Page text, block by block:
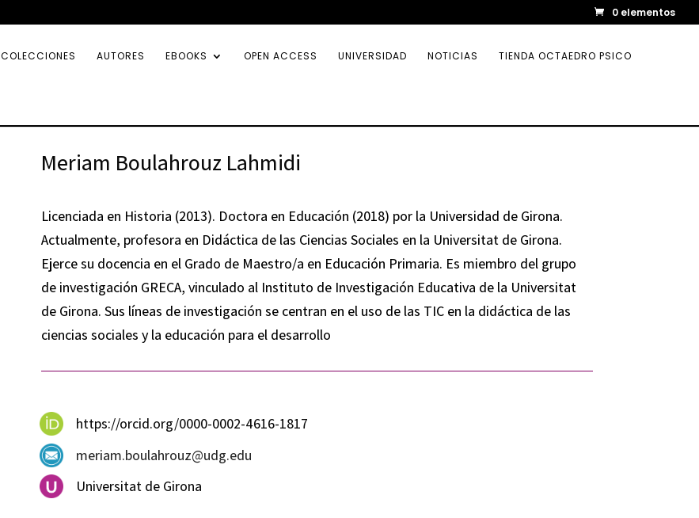
0 elementos
COLECCIONES AUTORES EBOOKS OPEN ACCESS UNIVERSIDAD NOTICIAS TIENDA OCTAEDRO PSICO
Meriam Boulahrouz Lahmidi
Licenciada en Historia (2013). Doctora en Educación (2018) por la Universidad de Girona.
Actualmente, profesora en Didáctica de las Ciencias Sociales en la Universitat de Girona.
Ejerce su docencia en el Grado de Maestro/a en Educación Primaria. Es miembro del grupo
de investigación GRECA, vinculado al Instituto de Investigación Educativa de la Universitat
de Girona. Sus líneas de investigación se centran en el uso de las TIC en la didáctica de las
ciencias sociales y la educación para el desarrollo
https://orcid.org/0000-0002-4616-1817
meriam.boulahrouz@udg.edu
Universitat de Girona